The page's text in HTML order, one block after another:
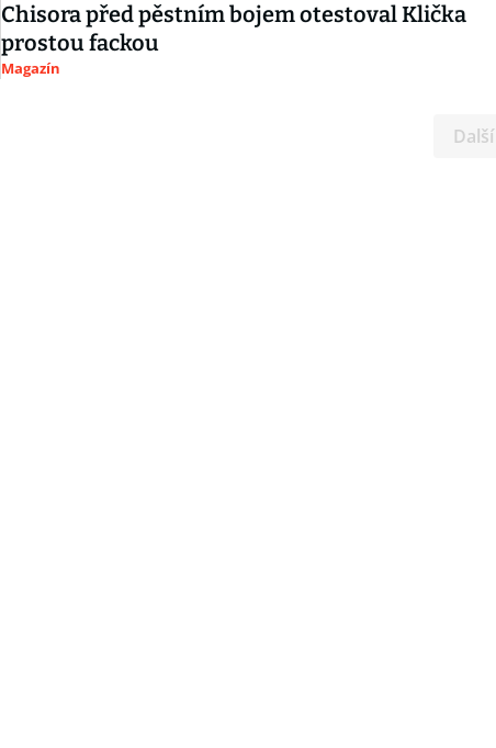
Chisora před pěstním bojem otestoval Klička
prostou fackou
Magazín
Další